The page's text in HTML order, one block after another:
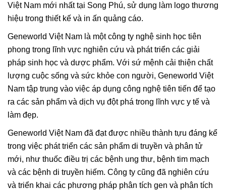
Việt Nam mới nhất tại Song Phú, sử dụng làm logo thương
hiệu trong thiết kế và in ấn quảng cáo.
Geneworld Việt Nam là một công ty nghệ sinh học tiên
phong trong lĩnh vực nghiên cứu và phát triển các giải
pháp sinh học và dược phẩm. Với sứ mệnh cải thiện chất
lượng cuộc sống và sức khỏe con người, Geneworld Việt
Nam tập trung vào việc áp dụng công nghệ tiên tiến để tạo
ra các sản phẩm và dịch vụ đột phá trong lĩnh vực y tế và
làm đẹp.
Geneworld Việt Nam đã đạt được nhiều thành tựu đáng kể
trong việc phát triển các sản phẩm di truyền và phân tử
mới, như thuốc điều trị các bệnh ung thư, bệnh tim mạch
và các bệnh di truyền hiếm. Công ty cũng đã nghiên cứu
và triển khai các phương pháp phân tích gen và phân tích